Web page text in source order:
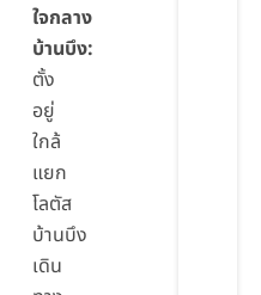
ใจกลาง
บ้านบึง:
ตั้ง
อยู่
ใกล้
แยก
โลตัส
บ้านบึง
เดิน